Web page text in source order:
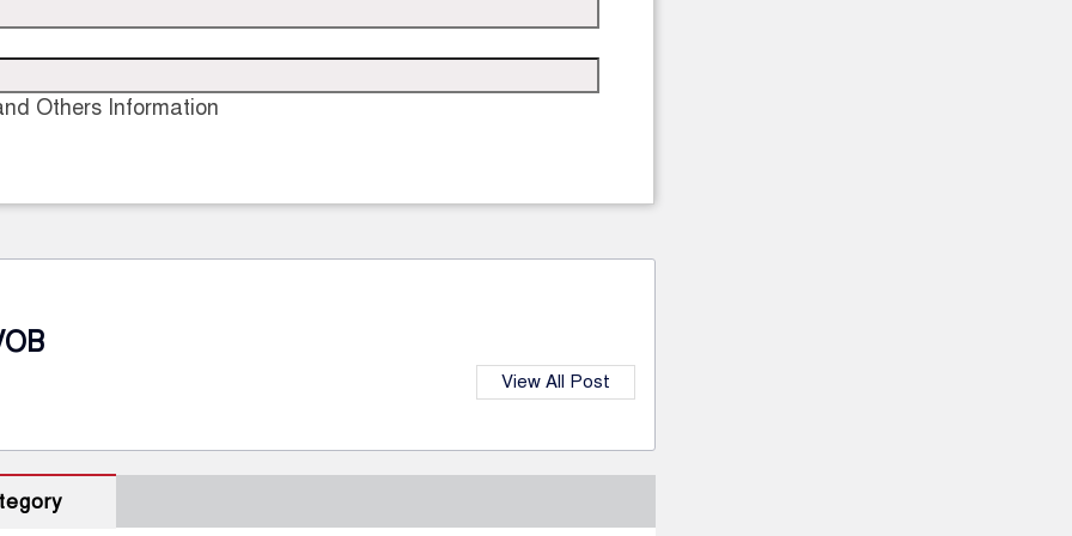
Others Information
View All Post